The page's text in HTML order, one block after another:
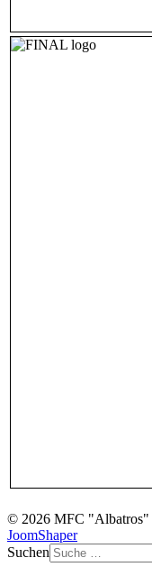
© 2026 MFC "Albatros"
JoomShaper
Suchen